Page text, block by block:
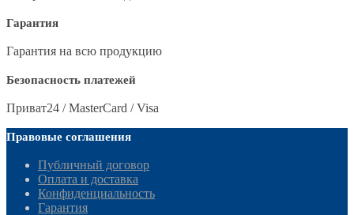
Гарантия
Гарантия на всю продукцию
Безопасность платежей
Приват24 / MasterCard / Visa
Правовые соглашения
Публичный договор
Оплата и доставка
Конфиденциальность
Гарантия